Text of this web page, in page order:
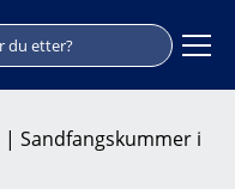
| Sandfangskummer i